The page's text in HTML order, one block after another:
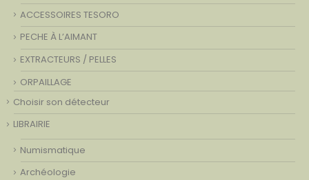
ACCESSOIRES TESORO
PECHE À L’AIMANT
EXTRACTEURS / PELLES
ORPAILLAGE
Choisir son détecteur
LIBRAIRIE
Numismatique
Archéologie